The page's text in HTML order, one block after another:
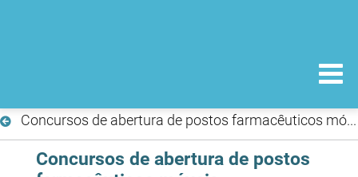
Concursos de abertura de postos farmacêuticos móveis
Concursos de abertura de postos